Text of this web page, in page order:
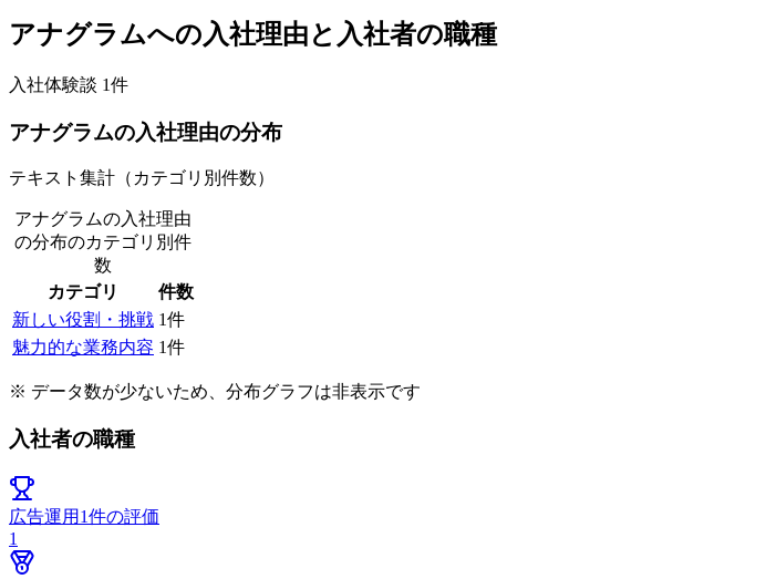
アナグラムへの入社理由と入社者の職種
入社体験談 1件
アナグラムの入社理由の分布
テキスト集計（カテゴリ別件数）
アナグラムの入社理由
の分布のカテゴリ別件
数
カテゴリ
件数
新しい役割・挑戦 1件
魅力的な業務内容 1件
※ データ数が少ないため、分布グラフは非表示です
入社者の職種
広告運用 1件の評価
1